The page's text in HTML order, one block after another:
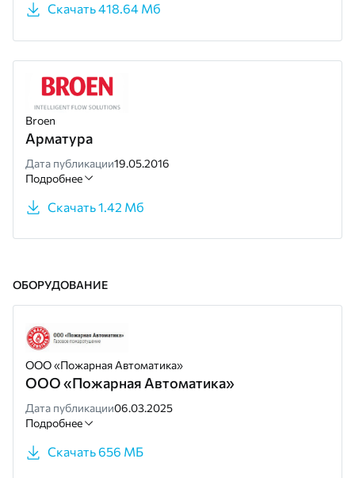
Скачать 418.64 Мб
Broen
Арматура
Дата публикации19.05.2016
Подробнее
Скачать 1.42 Мб
ОБОРУДОВАНИЕ
ООО «Пожарная Автоматика»
ООО «Пожарная Автоматика»
Дата публикации06.03.2025
Подробнее
Скачать 656 МБ